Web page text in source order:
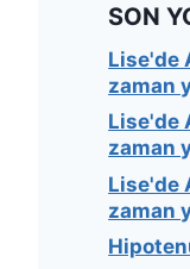
SON
Lise'de
zaman
Lise'de
zaman
Lise'de
zaman